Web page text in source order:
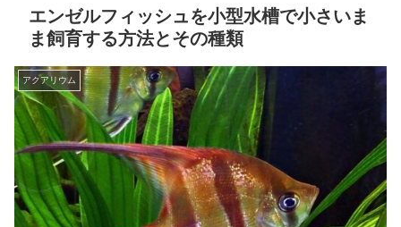
エンゼルフィッシュを小型水槽で小さいま
ま飼育する方法とその種類
アクアリウム